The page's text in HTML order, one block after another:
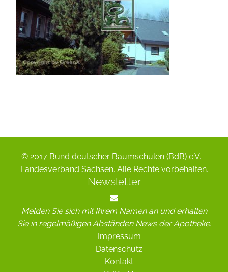
© 2017 Bund deutscher Baumschulen (BdB) e.V. -
Landesverband Sachsen. Alle Rechte vorbehalten.
Newsletter
Melden Sie sich mit Ihrem Namen an und erhalten
Sie in regelmäßigen Abständen News der Apotheke.
Impressum
Datenschutz
Kontakt